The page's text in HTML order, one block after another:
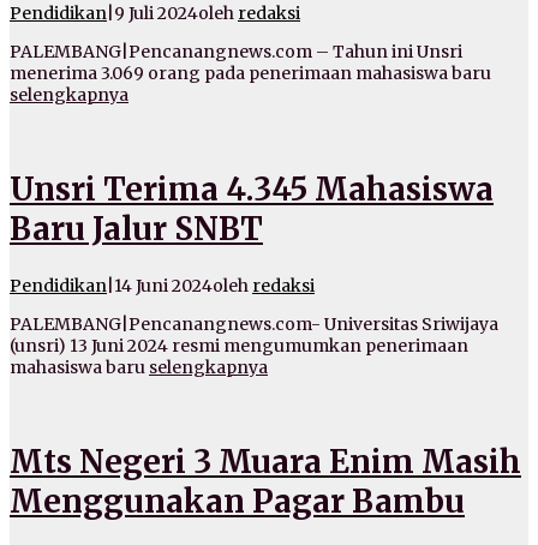
Pendidikan 9 Juli 2024oleh redaksi
PALEMBANG|Pencanangnews.com – Tahun ini Unsri
menerima 3.069 orang pada penerimaan mahasiswa baru
selengkapnya
Unsri Terima 4.345 Mahasiswa
Baru Jalur SNBT
Pendidikan 14 Juni 2024oleh redaksi
PALEMBANG|Pencanangnews.com- Universitas Sriwijaya
(unsri) 13 Juni 2024 resmi mengumumkan penerimaan
mahasiswa baru selengkapnya
Mts Negeri 3 Muara Enim Masih
Menggunakan Pagar Bambu